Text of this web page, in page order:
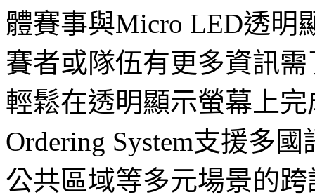
體賽事與Micro LED透明
賽者或隊伍有更多資訊
輕鬆在透明顯示螢幕上
Ordering System支援多
公共區域等多元場景的